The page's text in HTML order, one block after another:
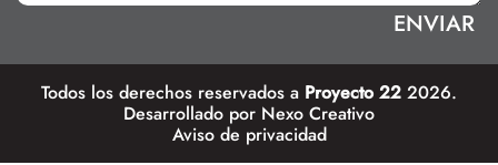
Todos los derechos reservados a Proyecto 22 2026.
Desarrollado por Nexo Creativo
Aviso de privacidad